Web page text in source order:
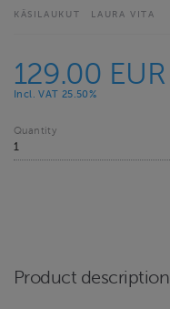
KÄSILAUKUT LAURA VITA
129.00 EUR
Incl. VAT 25.50%
Quantity
Product description